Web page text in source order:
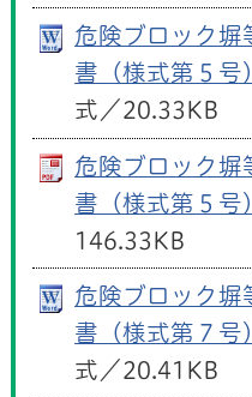
危険ブロック塀
書（様式第５号
式／20.33KB
危険ブロック塀
書（様式第５号
146.33KB
危険ブロック塀
書（様式第７号
式／20.41KB